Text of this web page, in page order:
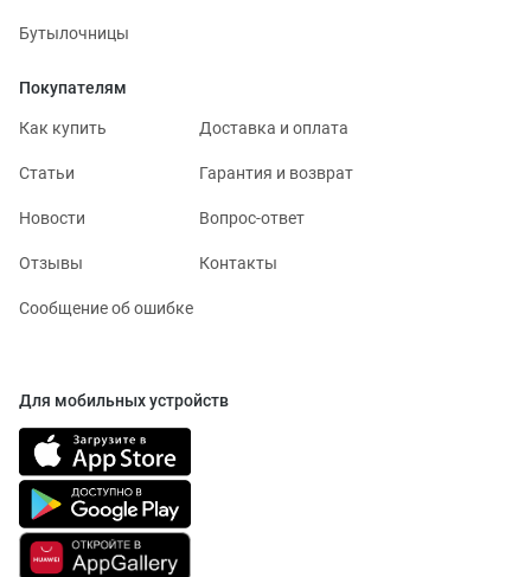
Бутылочницы
Покупателям
Как купить Доставка и оплата
Статьи Гарантия и возврат
Новости Вопрос-ответ
Отзывы Контакты
Сообщение об ошибке
Для мобильных устройств